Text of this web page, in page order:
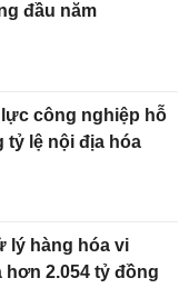
đầu năm
lực công nghiệp hỗ
tỷ lệ nội địa hóa
lý hàng hóa vi
hơn 2.054 tỷ đồng